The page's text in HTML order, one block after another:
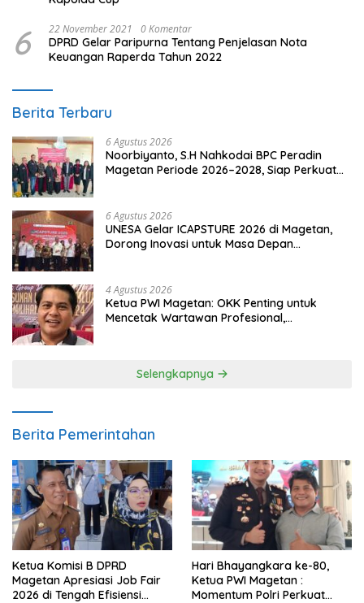
6 22 November 2021 0 Komentar
DPRD Gelar Paripurna Tentang Penjelasan Nota
Keuangan Raperda Tahun 2022
Berita Terbaru
6 Agustus 2026
Noorbiyanto, S.H Nahkodai BPC Peradin
Magetan Periode 2026–2028, Siap Perkuat
6 Agustus 2026
UNESA Gelar ICAPSTURE 2026 di Magetan,
Dorong Inovasi untuk Masa Depan
4 Agustus 2026
Ketua PWI Magetan: OKK Penting untuk
Mencetak Wartawan Profesional,
Selengkapnya
Berita Pemerintahan
Ketua Komisi B DPRD
Magetan Apresiasi Job Fair
2026 di Tengah Efisiensi
Hari Bhayangkara ke-80,
Ketua PWI Magetan :
Momentum Polri Perkuat